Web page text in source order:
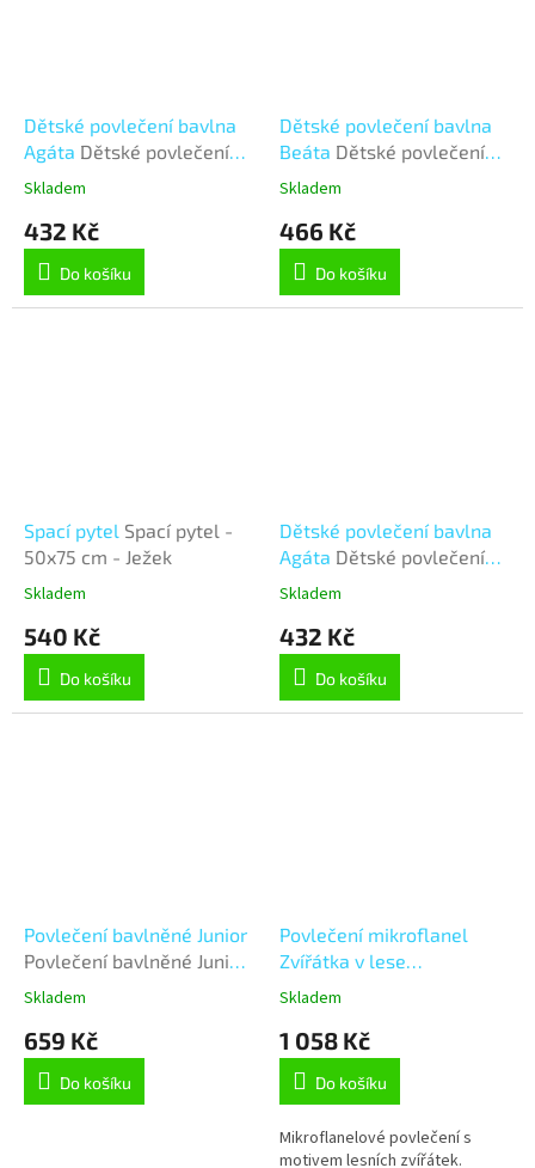
Dětské povlečení bavlna
Agáta Dětské povlečení
bavlna Agáta - 90x135 cm,
Skladem
432 Kč
Do košíku
Dětské povlečení bavlna
Beáta Dětské povlečení
bavlna Beáta - 100x135,
Skladem
466 Kč
Do košíku
Spací pytel Spací pytel -
50x75 cm - Ježek
Skladem
540 Kč
Do košíku
Dětské povlečení bavlna
Agáta Dětské povlečení
bavlna Agáta - 90x135 cm,
Skladem
432 Kč
Do košíku
Povlečení bavlněné Junior
Povlečení bavlněné Junior
- 140x200, 70x90 cm -
Skladem
659 Kč
Do košíku
Povlečení mikroflanel
Zvířátka v lese
Vícebarevná 140x200,
Skladem
1 058 Kč
Do košíku
Mikroflanelové povlečení s
motivem lesních zvířátek.